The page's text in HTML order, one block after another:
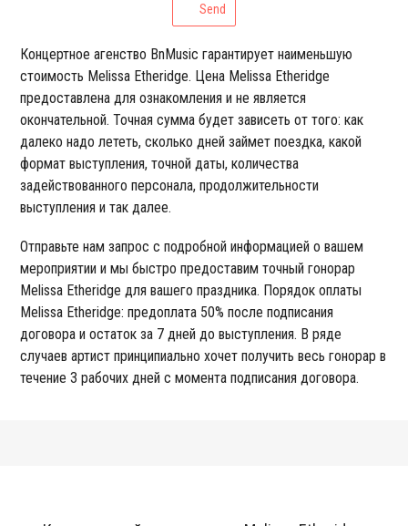
Send
Концертное агенство BnMusic гарантирует наименьшую
стоимость Melissa Etheridge. Цена Melissa Etheridge
предоставлена для ознакомления и не является
окончательной. Точная сумма будет зависеть от того: как
далеко надо лететь, сколько дней займет поездка, какой
формат выступления, точной даты, количества
задействованного персонала, продолжительности
выступления и так далее.
Отправьте нам запрос с подробной информацией о вашем
мероприятии и мы быстро предоставим точный гонорар
Melissa Etheridge для вашего праздника. Порядок оплаты
Melissa Etheridge: предоплата 50% после подписания
договора и остаток за 7 дней до выступления. В ряде
случаев артист принципиально хочет получить весь гонорар в
течение 3 рабочих дней с момента подписания договора.